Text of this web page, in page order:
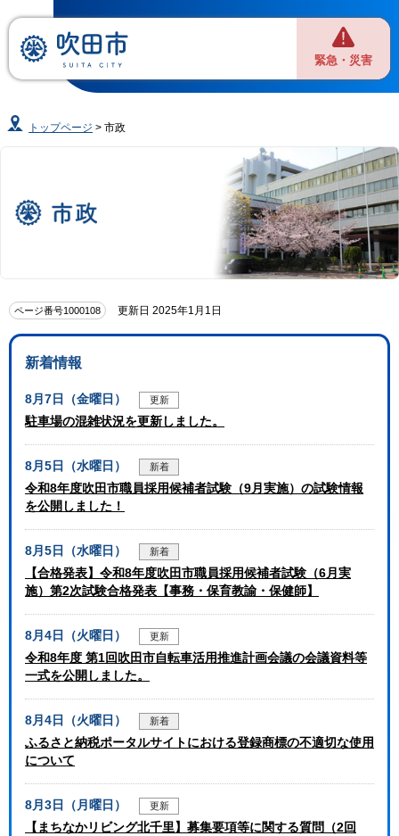
緊急・災害
トップページ > 市政
ページ番号1000108 更新日 2025年1月1日
新着情報
8月7日（金曜日） 更新
駐車場の混雑状況を更新しました。
8月5日（水曜日） 新着
令和8年度吹田市職員採用候補者試験（9月実施）の試験情報
を公開しました！
8月5日（水曜日） 新着
【合格発表】令和8年度吹田市職員採用候補者試験（6月実
施）第2次試験合格発表【事務・保育教諭・保健師】
8月4日（火曜日） 更新
令和8年度 第1回吹田市自転車活用推進計画会議の会議資料等
一式を公開しました。
8月4日（火曜日） 新着
ふるさと納税ポータルサイトにおける登録商標の不適切な使用
について
8月3日（月曜日） 更新
【まちなかリビング北千里】募集要項等に関する質問（2回